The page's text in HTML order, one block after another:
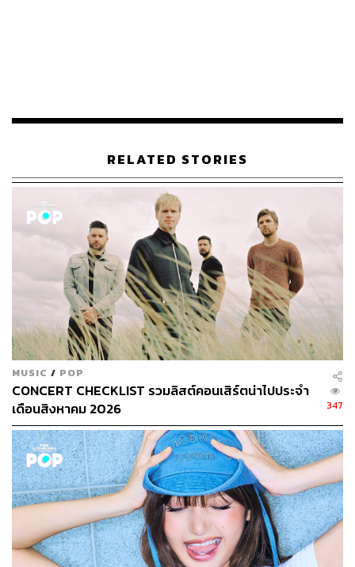
Rintaro
เวลาเปิด-ปิด: วันอังคาร-อาทิตย์ เวลา 12.00-22.00 น.
ข้อมูลเพิ่มเติม:https://www.facebook.com/RintaroThailand-
100155025108317
RELATED STORIES
MUSIC / POP
CONCERT CHECKLIST รวมลิสต์คอนเสิร์ตน่าไปประจำ
เดือนสิงหาคม 2026
347